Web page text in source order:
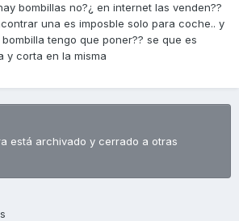
bombillas no?¿ en internet las venden??
una es imposble solo para coche.. y
tengo que poner?? se que es
y corta en la misma
está archivado y cerrado a otras